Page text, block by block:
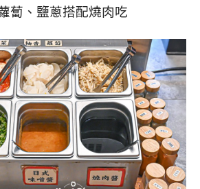
蔔、鹽蔥搭配燒肉吃